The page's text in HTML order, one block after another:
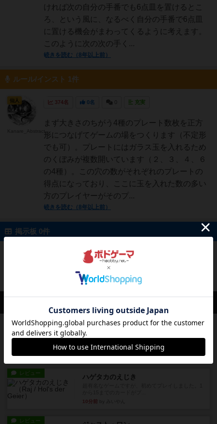
ければ次の自分の手番でも6点皿を置けるとこ
ろ、という風に、なるべく自分の手番で6点皿
に置ける機会がまわってくるように考えます。
このように次の次の手く...
続きを読む（8年以上前）
ルール/インスト 1件
374名 0名 充実
まず大きさのちがう4種のプレート数枚を正方
形につなげてゲームの場をつくります（不定形
でも可）。プレートにはガラス玉を入れるため
のくぼみが複数開いています（２、３、４、６
の4種）。この穴の数がそれぞれのプレートの
得点になっており、ここに玉を入れた数の多い
方のプレイヤーがそのプ...
続きを読む（8年以上前）
仙人
Kanare_Abstract
掲示板 0件
投稿を募集しています
レビュー ヘックメック
サイコロゲームです1から5までの数字と芋虫がか
かれたダイス。これを振っ...
レビュー ハゲタカのえじき
10分前
レビュー